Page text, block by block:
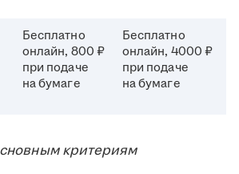
Бесплатно
онлайн, 800 ₽
при подаче
на бумаге
Бесплатно
онлайн, 4000 ₽
при подаче
на бумаге
критериям